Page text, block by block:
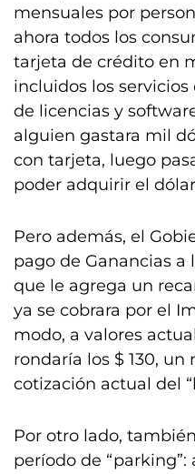
mensuales por
ahora todos los
tarjeta de crédito en
incluidos los
de licencias y
alguien gastara mil
con tarjeta, luego
poder adquirir el dólar
Pero además, el
pago de Ganancias a
que le agrega un
ya se cobrara por el
modo, a valores
rondaría los $ 130,
cotización actual del
Por otro lado,
período de